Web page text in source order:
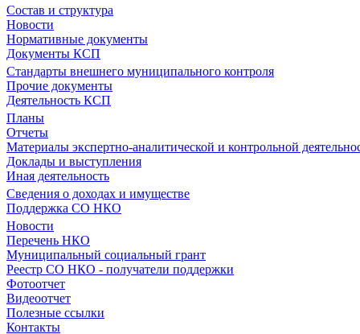
Состав и структура
Новости
Нормативные документы
Документы КСП
Стандарты внешнего муниципального контроля
Прочие документы
Деятельность КСП
Планы
Отчеты
Материалы экспертно-аналитической и контрольной
Доклады и выступления
Иная деятельность
Сведения о доходах и имуществе
Поддержка СО НКО
Новости
Перечень НКО
Муниципальный социальный грант
Реестр СО НКО - получатели поддержки
Фотоотчет
Видеоотчет
Полезные ссылки
Контакты